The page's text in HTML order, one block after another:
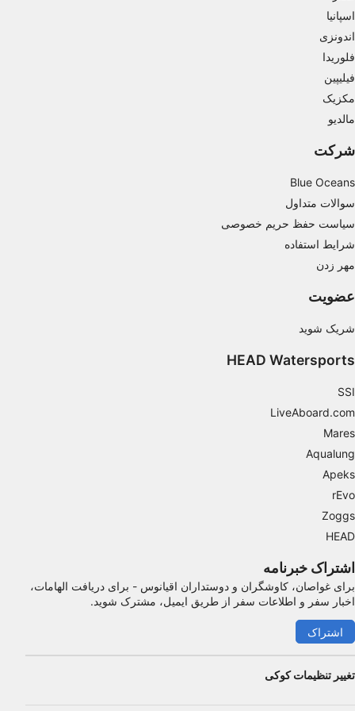
اسپانیا
اندونزی
فلوریدا
فیلیپین
مکزیک
مالدیو
شرکت
Blue Oceans
سوالات متداول
سیاست حفظ حریم خصوصی
شرایط استفاده
مهر زدن
عضویت
شریک شوید
HEAD Watersports
SSI
LiveAboard.com
Mares
Aqualung
Apeks
rEvo
Zoggs
HEAD
اشتراک خبرنامه
برای غواصان، کاوشگران و دوستداران اقیانوس - برای دریافت الهامات،
اخبار سفر و اطلاعات سفر از طریق ایمیل، مشترک شوید.
اشتراک
تغییر تنظیمات کوکی
Identify devices based on information